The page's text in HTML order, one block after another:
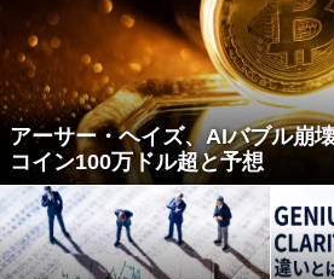
アーサー・ヘイズ、AIバブル崩
コイン100万ドル超と予想